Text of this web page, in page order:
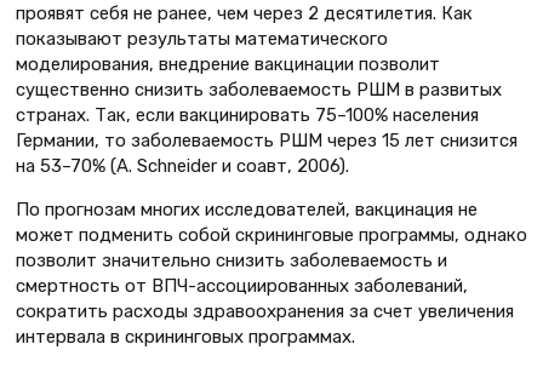
проявят себя не ранее, чем через 2 десятилетия. Как
показывают результаты математического
моделирования, внедрение вакцинации позволит
существенно снизить заболеваемость РШМ в развитых
странах. Так, если вакцинировать 75–100% населения
Германии, то заболеваемость РШМ через 15 лет снизится
на 53–70% (A. Schneider и соавт, 2006).
По прогнозам многих исследователей, вакцинация не
может подменить собой скрининговые программы, однако
позволит значительно снизить заболеваемость и
смертность от ВПЧ-ассоциированных заболеваний,
сократить расходы здравоохранения за счет увеличения
интервала в скрининговых программах.